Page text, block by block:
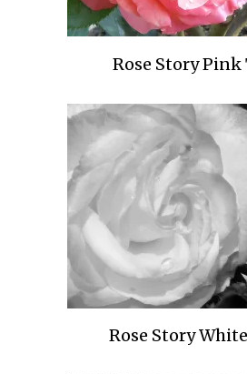
Rose Story Pink
Rose Story